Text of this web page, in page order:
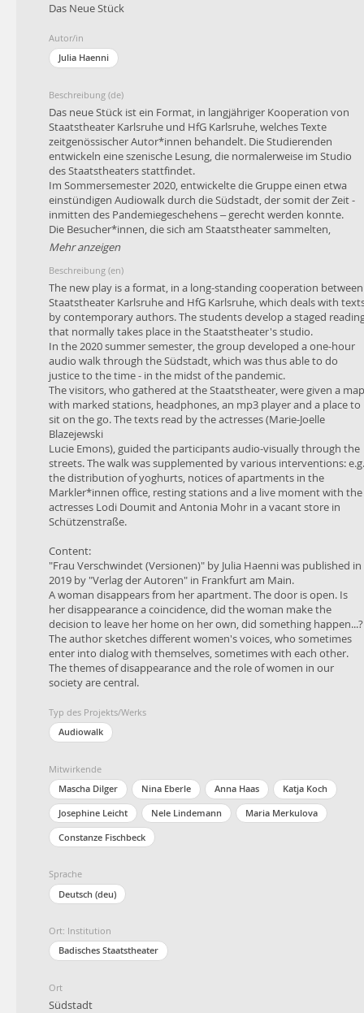
Das Neue Stück
Autor/in
Julia Haenni
Beschreibung (de)
Das neue Stück ist ein Format, in langjähriger Kooperation von
Staatstheater Karlsruhe und HfG Karlsruhe, welches Texte
zeitgenössischer Autor*innen behandelt. Die Studierenden
entwickeln eine szenische Lesung, die normalerweise im Studio
des Staatstheaters stattfindet.
Im Sommersemester 2020, entwickelte die Gruppe einen etwa
einstündigen Audiowalk durch die Südstadt, der somit der Zeit -
inmitten des Pandemiegeschehens – gerecht werden konnte.
Die Besucher*innen, die sich am Staatstheater sammelten,
bekamen eine Karte mit verzeichneten Stationen, Kopfhörer,
einen Mp3 Player und eine Sitzgelegenheit für unterwegs. Die von
den Schauspielerinnen eingelesen Texte (Marie-Joelle Blazejewski
Lucie Emons), leiteten die Teilnehmer*innen audio-visuell durch
die Straßen. Ergänzt wurde der Walk durch unterschiedliche
Interventionen: z.B. das Verteilen von Joghurts, Aushänge von
Wohnungen im Markler*innen Büro, Ruhestationen und ein
Livemoment mit den Schauspiele-rinnen Lodi Doumit und
Antonia Mohr in einem leerstehenden Ladenlokal in der
Schützenstraße.
Inhalt:
„Frau Verschwindet (Versionen)“ von Julia Haenni ist 2019 im
„Verlag der Autoren“ in Frankfurt am Main erschienen.
Eine Frau verschwindet aus ihrer Wohnung. Die Tür steht offen.
Ist ihr Verschwinden Zufall, trifft die Frau die Entscheidung ihr
Heim zu verlassen selbstbestimmt, ist etwas passiert…?
Die Autorin skizziert unterschiedliche Frauenstimmen, die mal mit
sich selbst, mal untereinander in Dialog treten. Die Themen des
Verschwindens und die Rolle der Frau in unserer Gesellschaft,
Mehr anzeigen
Beschreibung (en)
The new play is a format, in a long-standing cooperation between
Staatstheater Karlsruhe and HfG Karlsruhe, which deals with
by contemporary authors. The students develop a staged
that normally takes place in the Staatstheater's studio.
In the 2020 summer semester, the group developed a one-hour
audio walk through the Südstadt, which was thus able to do
justice to the time - in the midst of the pandemic.
The visitors, who gathered at the Staatstheater, were given a map
with marked stations, headphones, an mp3 player and a place to
sit on the go. The texts read by the actresses (Marie-Joelle
Blazejewski
Lucie Emons), guided the participants audio-visually through the
streets. The walk was supplemented by various interventions: e.g.
the distribution of yoghurts, notices of apartments in the
Markler*innen office, resting stations and a live moment with the
actresses Lodi Doumit and Antonia Mohr in a vacant store in
Schützenstraße.
Content:
"Frau Verschwindet (Versionen)" by Julia Haenni was published in
2019 by "Verlag der Autoren" in Frankfurt am Main.
A woman disappears from her apartment. The door is open. Is
her disappearance a coincidence, did the woman make the
decision to leave her home on her own, did something happen...?
The author sketches different women's voices, who sometimes
enter into dialog with themselves, sometimes with each other.
The themes of disappearance and the role of women in our
society are central.
Typ des Projekts/Werks
Audiowalk
Mitwirkende
Mascha Dilger
Nina Eberle Anna Haas
Katja Koch
Josephine Leicht
Nele Lindemann
Maria Merkulova
Constanze Fischbeck
Sprache
Deutsch (deu)
Ort: Institution
Badisches Staatstheater
Ort
Südstadt